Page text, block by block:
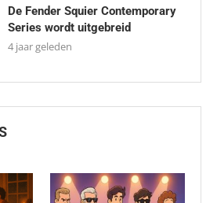
De Fender Squier Contemporary
Series wordt uitgebreid
4 jaar geleden